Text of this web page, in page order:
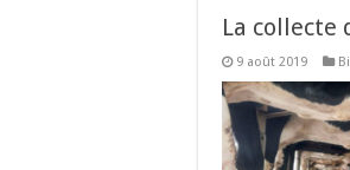
La collecte
9 août 2019